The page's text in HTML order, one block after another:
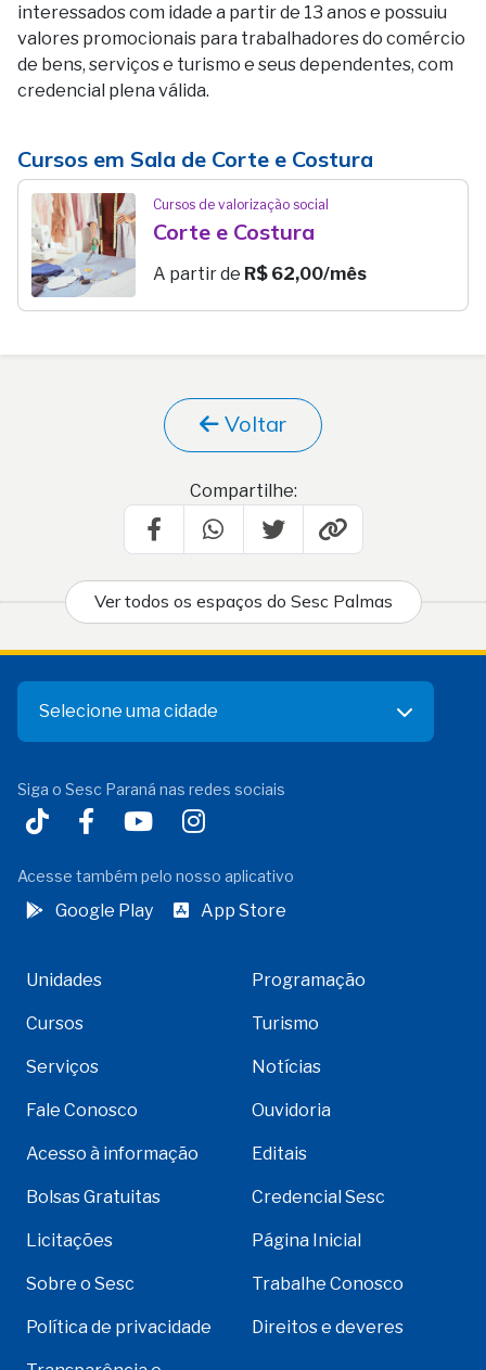
interessados com idade a partir de 13 anos e possuiu
valores promocionais para trabalhadores do comércio
de bens, serviços e turismo e seus dependentes, com
credencial plena válida.
Cursos em Sala de Corte e Costura
Cursos de valorização social
Corte e Costura
A partir de R$ 62,00/mês
Voltar
Compartilhe:
Ver todos os espaços do Sesc Palmas
Selecione uma cidade
Siga o Sesc Paraná nas redes sociais
Acesse também pelo nosso aplicativo
Google Play App Store
Unidades Programação
Cursos Turismo
Serviços Notícias
Fale Conosco Ouvidoria
Acesso à informação Editais
Bolsas Gratuitas Credencial Sesc
Licitações Página Inicial
Sobre o Sesc Trabalhe Conosco
Política de privacidade Direitos e deveres